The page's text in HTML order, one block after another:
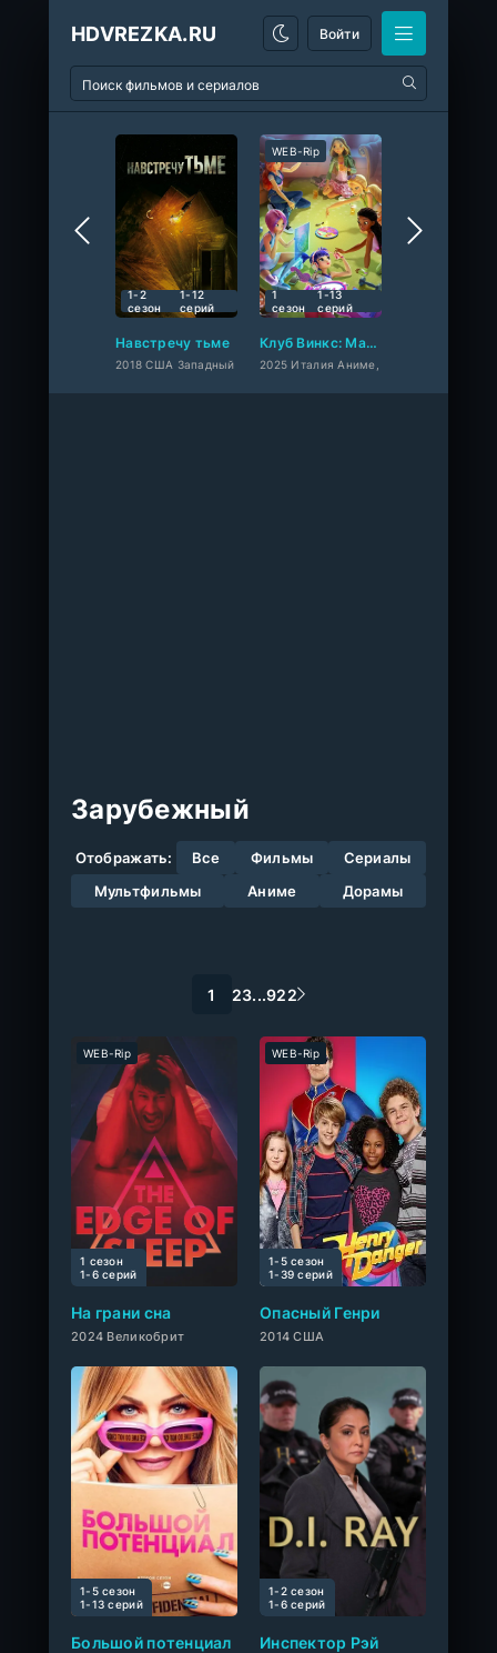
HDVREZKA.RU Войти
Навстречу тьме
2018 США Западный
1-2
сезон
1-12
cерий
Клуб Винкс: Магия возвращается
2025 Италия Аниме,
WEB-Rip
1
сезон
1-13
cерий
10 10
Зарубежный
Отображать: Все Фильмы
Сериалы
Мультфильмы
Аниме Дорамы
1 23...922
На грани сна
2024 Великобрит
WEB-Rip
1 сезон
1-6 cерий
Опасный Генри
2014 США
WEB-Rip
1-5 сезон
1-39 cерий
0
Большой потенциал
1-5 сезон
1-13 cерий
Инспектор Рэй
1-2 сезон
1-6 cерий
0